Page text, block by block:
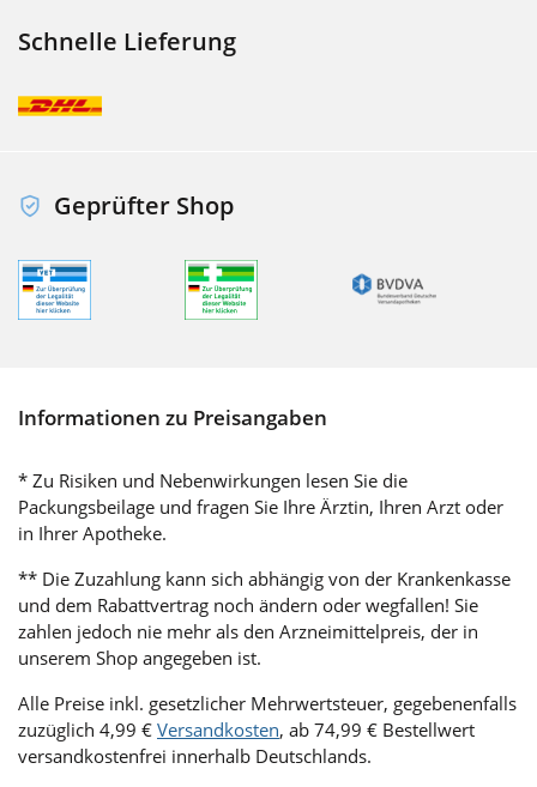
Schnelle Lieferung
Geprüfter Shop
Informationen zu Preisangaben
* Zu Risiken und Nebenwirkungen lesen Sie die
Packungsbeilage und fragen Sie Ihre Ärztin, Ihren Arzt oder
in Ihrer Apotheke.
** Die Zuzahlung kann sich abhängig von der Krankenkasse
und dem Rabattvertrag noch ändern oder wegfallen! Sie
zahlen jedoch nie mehr als den Arzneimittelpreis, der in
unserem Shop angegeben ist.
Alle Preise inkl. gesetzlicher Mehrwertsteuer, gegebenenfalls
zuzüglich 4,99 € Versandkosten, ab 74,99 € Bestellwert
versandkostenfrei innerhalb Deutschlands.